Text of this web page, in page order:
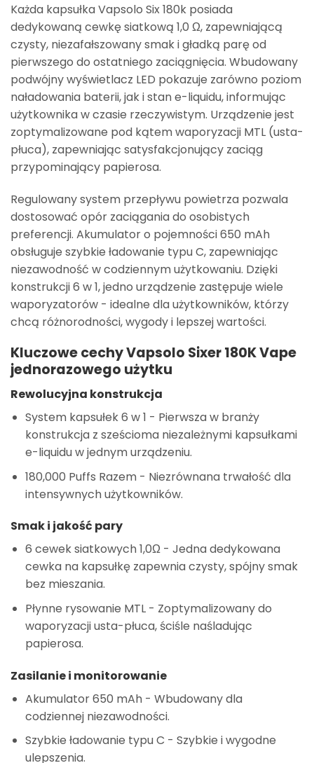
Każda kapsułka Vapsolo Six 180k posiada
dedykowaną cewkę siatkową 1,0 Ω, zapewniającą
czysty, niezafałszowany smak i gładką parę od
pierwszego do ostatniego zaciągnięcia. Wbudowany
podwójny wyświetlacz LED pokazuje zarówno poziom
naładowania baterii, jak i stan e-liquidu, informując
użytkownika w czasie rzeczywistym. Urządzenie jest
zoptymalizowane pod kątem waporyzacji MTL (usta-
płuca), zapewniając satysfakcjonujący zaciąg
przypominający papierosa.
Regulowany system przepływu powietrza pozwala
dostosować opór zaciągania do osobistych
preferencji. Akumulator o pojemności 650 mAh
obsługuje szybkie ładowanie typu C, zapewniając
niezawodność w codziennym użytkowaniu. Dzięki
konstrukcji 6 w 1, jedno urządzenie zastępuje wiele
waporyzatorów - idealne dla użytkowników, którzy
chcą różnorodności, wygody i lepszej wartości.
Kluczowe cechy Vapsolo Sixer 180K Vape
jednorazowego użytku
Rewolucyjna konstrukcja
System kapsułek 6 w 1 - Pierwsza w branży
konstrukcja z sześcioma niezależnymi kapsułkami
e-liquidu w jednym urządzeniu.
180,000 Puffs Razem- Niezrównana trwałość dla
intensywnych użytkowników.
Smak i jakość pary
6 cewek siatkowych 1,0Ω- Jedna dedykowana
cewka na kapsułkę zapewnia czysty, spójny smak
bez mieszania.
Płynne rysowanie MTL- Zoptymalizowany do
waporyzacji usta-płuca, ściśle naśladując
papierosa.
Zasilanie i monitorowanie
Akumulator 650 mAh- Wbudowany dla
codziennej niezawodności.
Szybkie ładowanie typu C - Szybkie i wygodne
ulepszenia.